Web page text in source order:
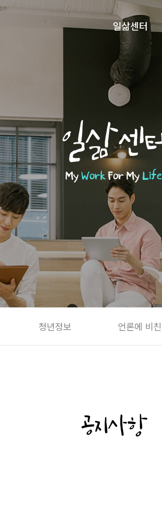
일삶센터
일삶센
MyWorkFor My
청년정보 언론에 비
공지사항